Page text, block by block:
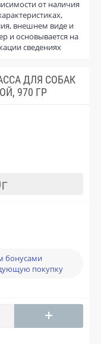
от наличия
внешнем виде и
и основывается на
сведениях
ДЛЯ СОБАК
970 ГР
бонусами
покупку
+